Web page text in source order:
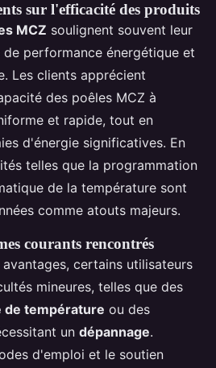
sur l'efficacité des produits
MCZ soulignent souvent leur
performance énergétique et
Les clients apprécient
des poêles MCZ à
et rapide, tout en
d'énergie significatives. En
telles que la programmation
de la température sont
comme atouts majeurs.
courants rencontrés
certains utilisateurs
mineures, telles que des
de température ou des
un dépannage.
d'emploi et le soutien